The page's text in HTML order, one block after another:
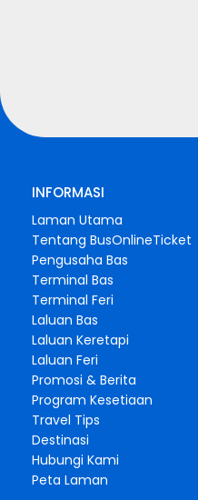
INFORMASI
Laman Utama
Tentang BusOnlineTicket
Pengusaha Bas
Terminal Bas
Terminal Feri
Laluan Bas
Laluan Keretapi
Laluan Feri
Promosi & Berita
Program Kesetiaan
Travel Tips
Destinasi
Hubungi Kami
Peta Laman